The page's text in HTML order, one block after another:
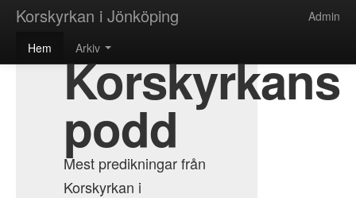
Korskyrkan i Jönköping
Admin
Hem
Arkiv
Korskyrkans
podd
Mest predikningar från
Korskyrkan i